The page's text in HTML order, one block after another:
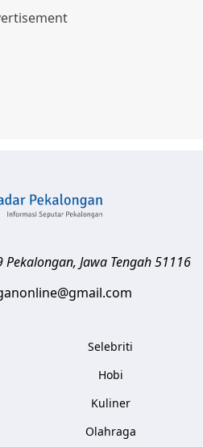
Pekalongan, Jawa Tengah51116
Selebriti
Hobi
Kuliner
Olahraga